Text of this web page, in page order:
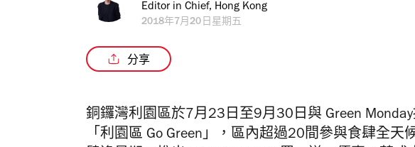
Editor in Chief, Hong Kong
2018年7月20日星期五
分享
銅鑼灣利園區於7月 23 日至9月30 日與 Green
「利園區 Go Green」，區內超過20間參與食肆全天